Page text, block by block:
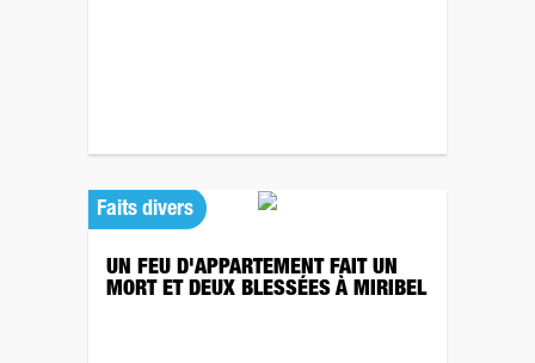
Faits divers
UN FEU D'APPARTEMENT FAIT UN
MORT ET DEUX BLESSÉES À MIRIBEL